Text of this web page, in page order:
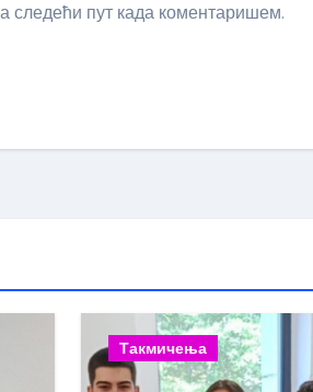
следећи пут када коментаришем.
Такмичења